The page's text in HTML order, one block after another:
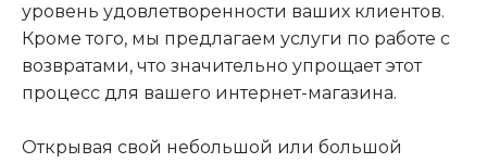
уровень удовлетворенности ваших клиентов.
Кроме того, мы предлагаем услуги по работе с
возвратами, что значительно упрощает этот
процесс для вашего интернет-магазина.
Открывая свой небольшой или большой